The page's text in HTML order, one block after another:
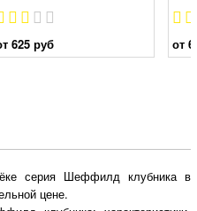
625 руб от
серия Шеффилд клубника в
цене.